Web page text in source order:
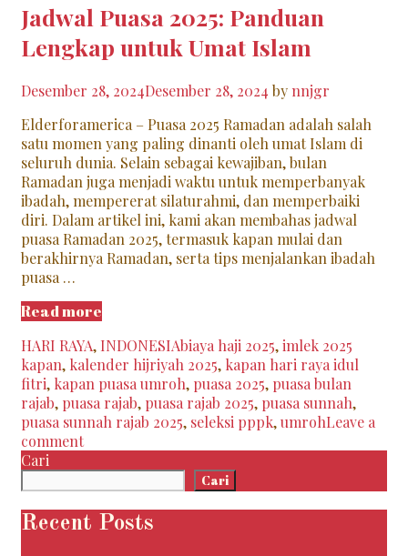
Jadwal Puasa 2025: Panduan
Lengkap untuk Umat Islam
Desember 28, 2024Desember 28, 2024 bynnjgr
Elderforamerica – Puasa 2025 Ramadan adalah salah
satu momen yang paling dinanti oleh umat Islam di
seluruh dunia. Selain sebagai kewajiban, bulan
Ramadan juga menjadi waktu untuk memperbanyak
ibadah, mempererat silaturahmi, dan memperbaiki
diri. Dalam artikel ini, kami akan membahas jadwal
puasa Ramadan 2025, termasuk kapan mulai dan
berakhirnya Ramadan, serta tips menjalankan ibadah
puasa …
Read more
2025:
Panduan
Lengkap
untuk
Umat
Islam
Categories
HARI RAYA, INDONESIATags
biaya haji 2025,imlek 2025
kapan, kalender hijriyah 2025, kapan hari raya idul
fitri, kapan puasa umroh, puasa 2025, puasa bulan
rajab, puasa rajab, puasa rajab 2025, puasa sunnah,
puasa sunnah rajab 2025, seleksi pppk,umrohLeave a
comment
Cari
Cari
Recent Posts